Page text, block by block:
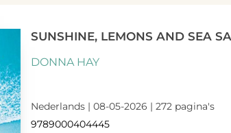
SUNSHINE, LEMONS AND SEA
DONNA HAY
Nederlands | 08-05-2026 | 272 pagina's
9789000404445